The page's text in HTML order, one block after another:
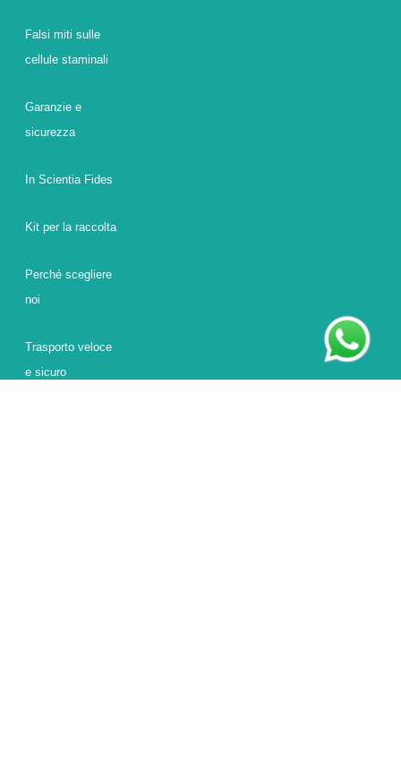
Falsi miti sulle
cellule staminali
Garanzie e
sicurezza
In Scientia Fides
Kit per la raccolta
Perché scegliere
noi
Trasporto veloce
e sicuro